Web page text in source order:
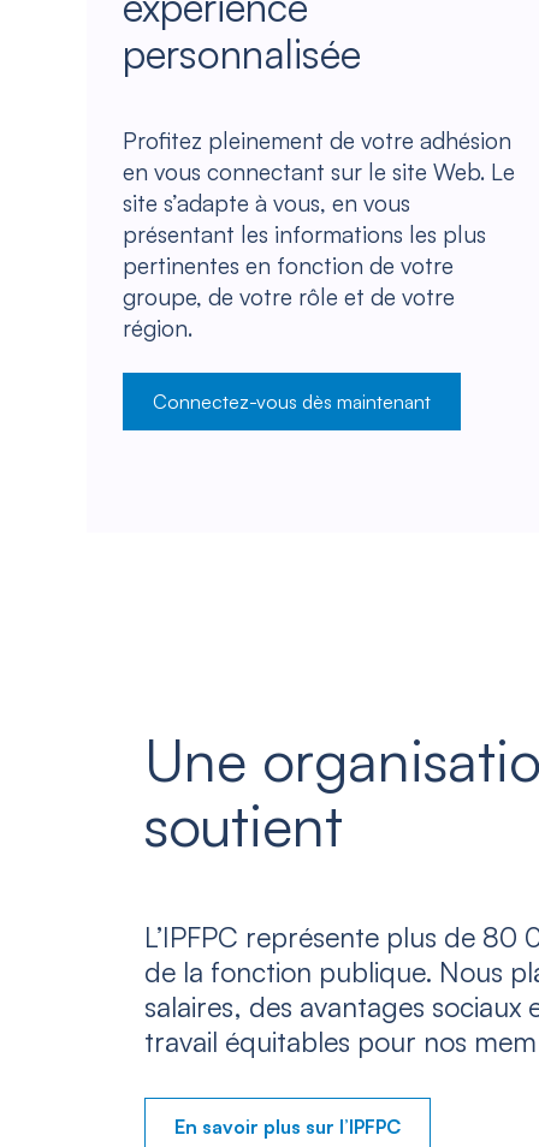
personnalisée
Profitez pleinement de votre adhésion
en vous connectant sur le site Web. Le
site s’adapte à vous, en vous
présentant les informations les plus
pertinentes en fonction de votre
groupe, de votre rôle et de votre
région.
Connectez-vous dès maintenant
Une
soutient
L’IPFPC représente plus de 80
de la fonction publique. Nous
salaires, des avantages sociaux
travail équitables pour nos
En savoir plus sur l’IPFPC